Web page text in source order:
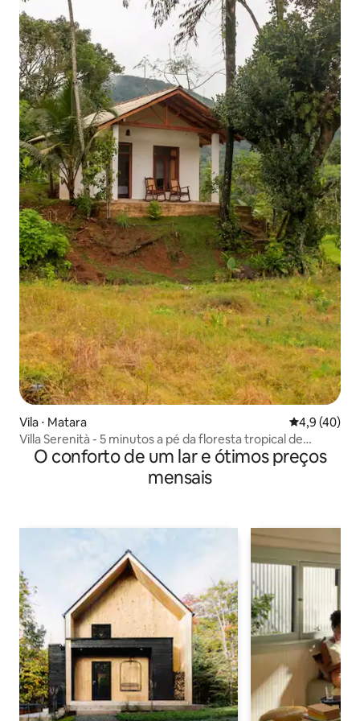
Vila ⋅ Matara 4,9 de uma
4,9 (40)
Villa Serenità - 5 minutos a pé da floresta tropical de
Sinharaja
O conforto de um lar e ótimos preços
mensais